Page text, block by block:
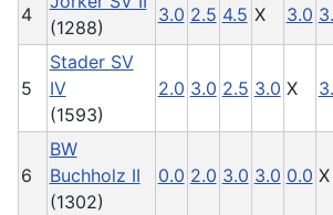
4
(1288)
3.0 2.5 4.5 X 3.0
5
Stader SV
IV
(1593)
2.0 3.0 2.5 3.0 X
6
BW
Buchholz II
(1302)
0.0 2.0 3.0 3.0 0.0 X